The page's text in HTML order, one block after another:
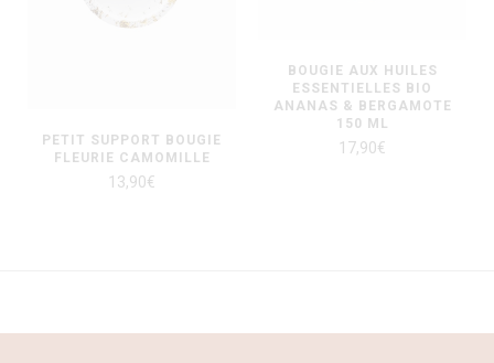
PETIT SUPPORT BOUGIE
FLEURIE CAMOMILLE
13,90€
BOUGIE AUX HUILES
ESSENTIELLES BIO
ANANAS & BERGAMOTE
150 ML
17,90€